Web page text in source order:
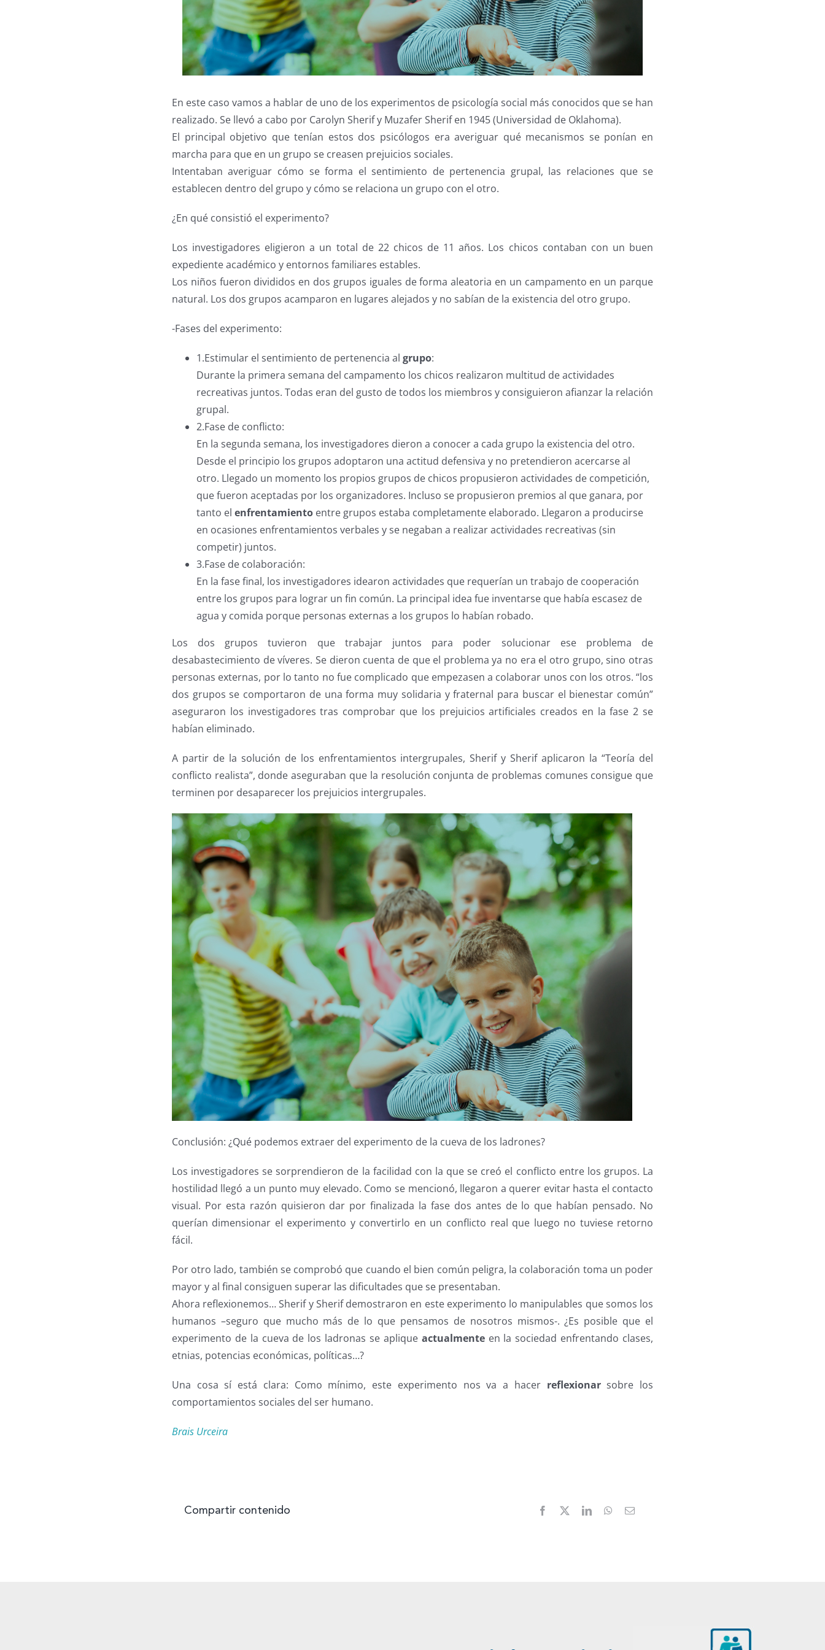
En este caso vamos a hablar de uno de los experimentos de psicología social más conocidos que se han
realizado. Se llevó a cabo por Carolyn Sherif y Muzafer Sherif en 1945 (Universidad de Oklahoma).
El principal objetivo que tenían estos dos psicólogos era averiguar qué mecanismos se ponían en
marcha para que en un grupo se creasen prejuicios sociales.
Intentaban averiguar cómo se forma el sentimiento de pertenencia grupal, las relaciones que se
establecen dentro del grupo y cómo se relaciona un grupo con el otro.
¿En qué consistió el experimento?
Los investigadores eligieron a un total de 22 chicos de 11 años. Los chicos contaban con un buen
expediente académico y entornos familiares estables.
Los niños fueron divididos en dos grupos iguales de forma aleatoria en un campamento en un parque
natural. Los dos grupos acamparon en lugares alejados y no sabían de la existencia del otro grupo.
-Fases del experimento:
1.Estimular el sentimiento de pertenencia al grupo:
Durante la primera semana del campamento los chicos realizaron multitud de actividades
recreativas juntos. Todas eran del gusto de todos los miembros y consiguieron afianzar la relación
grupal.
2.Fase de conflicto:
En la segunda semana, los investigadores dieron a conocer a cada grupo la existencia del otro.
Desde el principio los grupos adoptaron una actitud defensiva y no pretendieron acercarse al
otro. Llegado un momento los propios grupos de chicos propusieron actividades de competición,
que fueron aceptadas por los organizadores. Incluso se propusieron premios al que ganara, por
tanto el enfrentamiento entre grupos estaba completamente elaborado. Llegaron a producirse
en ocasiones enfrentamientos verbales y se negaban a realizar actividades recreativas (sin
competir) juntos.
3.Fase de colaboración:
En la fase final, los investigadores idearon actividades que requerían un trabajo de cooperación
entre los grupos para lograr un fin común. La principal idea fue inventarse que había escasez de
agua y comida porque personas externas a los grupos lo habían robado.
Los dos grupos tuvieron que trabajar juntos para poder solucionar ese problema de
desabastecimiento de víveres. Se dieron cuenta de que el problema ya no era el otro grupo, sino otras
personas externas, por lo tanto no fue complicado que empezasen a colaborar unos con los otros. “los
dos grupos se comportaron de una forma muy solidaria y fraternal para buscar el bienestar común”
aseguraron los investigadores tras comprobar que los prejuicios artificiales creados en la fase 2 se
habían eliminado.
A partir de la solución de los enfrentamientos intergrupales, Sherif y Sherif aplicaron la “Teoría del
conflicto realista”, donde aseguraban que la resolución conjunta de problemas comunes consigue que
terminen por desaparecer los prejuicios intergrupales.
Conclusión: ¿Qué podemos extraer del experimento de la cueva de los ladrones?
Los investigadores se sorprendieron de la facilidad con la que se creó el conflicto entre los grupos. La
hostilidad llegó a un punto muy elevado. Como se mencionó, llegaron a querer evitar hasta el contacto
visual. Por esta razón quisieron dar por finalizada la fase dos antes de lo que habían pensado. No
querían dimensionar el experimento y convertirlo en un conflicto real que luego no tuviese retorno
fácil.
Por otro lado, también se comprobó que cuando el bien común peligra, la colaboración toma un poder
mayor y al final consiguen superar las dificultades que se presentaban.
Ahora reflexionemos… Sherif y Sherif demostraron en este experimento lo manipulables que somos los
humanos –seguro que mucho más de lo que pensamos de nosotros mismos-. ¿Es posible que el
experimento de la cueva de los ladronas se aplique actualmenteen la sociedad enfrentando clases,
etnias, potencias económicas, políticas…?
Una cosa sí está clara: Como mínimo, este experimento nos va a hacer reflexionarsobre los
comportamientos sociales del ser humano.
Brais Urceira
Compartir contenido